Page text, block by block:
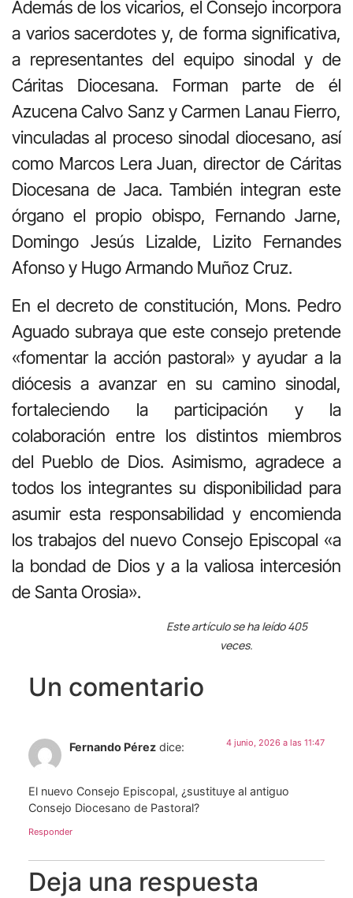
Además de los vicarios, el Consejo incorpora
a varios sacerdotes y, de forma significativa,
a representantes del equipo sinodal y de
Cáritas Diocesana. Forman parte de él
Azucena Calvo Sanz y Carmen Lanau Fierro,
vinculadas al proceso sinodal diocesano, así
como Marcos Lera Juan, director de Cáritas
Diocesana de Jaca. También integran este
órgano el propio obispo, Fernando Jarne,
Domingo Jesús Lizalde, Lizito Fernandes
Afonso y Hugo Armando Muñoz Cruz.
En el decreto de constitución, Mons. Pedro
Aguado subraya que este consejo pretende
«fomentar la acción pastoral» y ayudar a la
diócesis a avanzar en su camino sinodal,
fortaleciendo la participación y la
colaboración entre los distintos miembros
del Pueblo de Dios. Asimismo, agradece a
todos los integrantes su disponibilidad para
asumir esta responsabilidad y encomienda
los trabajos del nuevo Consejo Episcopal «a
la bondad de Dios y a la valiosa intercesión
de Santa Orosia».
Este artículo se ha leído 405
veces.
Un comentario
Fernando Pérez dice: 4 junio, 2026 a las 11:47
El nuevo Consejo Episcopal, ¿sustituye al antiguo
Consejo Diocesano de Pastoral?
Responder
Deja una respuesta